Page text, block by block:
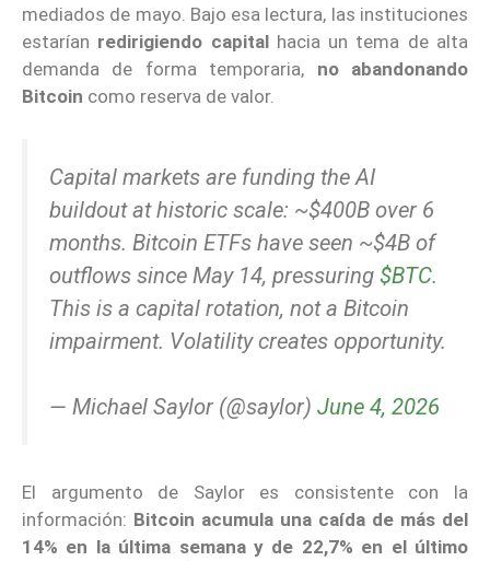
mediados de mayo. Bajo esa lectura, las instituciones
estarían redirigiendo capitalhacia un tema de alta
demanda de forma temporaria, no abandonando
Bitcoin como reserva de valor.
Capital markets are funding the AI
buildout at historic scale: ~$400B over 6
months. Bitcoin ETFs have seen ~$4B of
outflows since May 14, pressuring $BTC.
This is a capital rotation, not a Bitcoin
impairment. Volatility creates opportunity.
— Michael Saylor (@saylor) June 4, 2026
El argumento de Saylor es consistente con la
información: Bitcoin acumula una caída de más del
14% en la última semana y de 22,7% en el último